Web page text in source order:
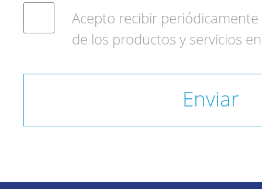
Acepto recibir
de los productos y servicios
Enviar